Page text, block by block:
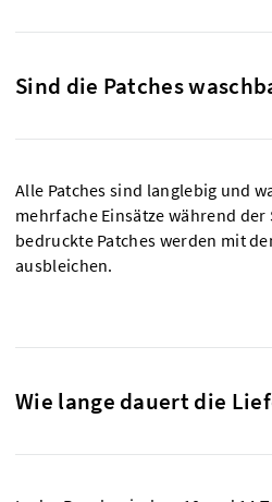
Sind die Patches
Alle Patches sind langlebig und
mehrfache Einsätze während der
bedruckte Patches werden mit
ausbleichen.
Wie lange dauert die